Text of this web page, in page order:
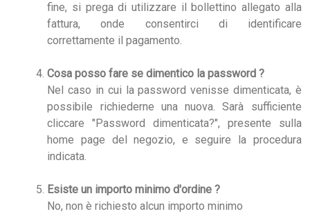
fine, si prega di utilizzare il bollettino allegato alla
fattura, onde consentirci di identificare
correttamente il pagamento.
Cosa posso fare se dimentico la password ?
Nel caso in cui la password venisse dimenticata, è
possibile richiederne una nuova. Sarà sufficiente
cliccare "Password dimenticata?", presente sulla
home page del negozio, e seguire la procedura
indicata.
Esiste un importo minimo d'ordine ?
No, non è richiesto alcun importo minimo